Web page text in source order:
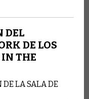
DEL
DE LOS
IN THE
LA SALA DE